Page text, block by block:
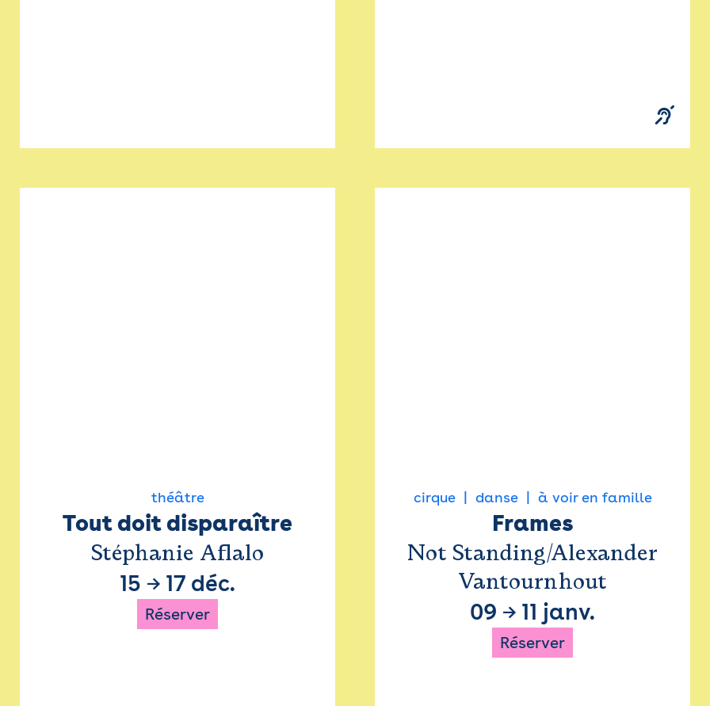
théâtre
Tout doit disparaître
Stéphanie Aflalo
15 → 17 déc.
Réserver
cirque danse à voir en famille
Frames
Not Standing/Alexander
Vantournhout
09 → 11 janv.
Réserver